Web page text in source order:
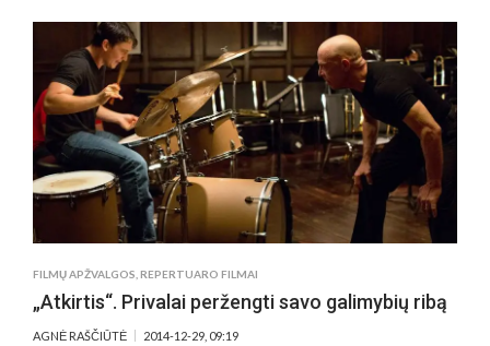
–
SIMPATIŠKAS
KREPŠINIO
GENIJAUS
PORTRETAS
FILMŲ APŽVALGOS REPERTUARO FILMAI
„Atkirtis“. Privalai peržengti savo galimybių ribą
AGNĖ RAŠČIŪTĖ 2014-12-29, 09:19